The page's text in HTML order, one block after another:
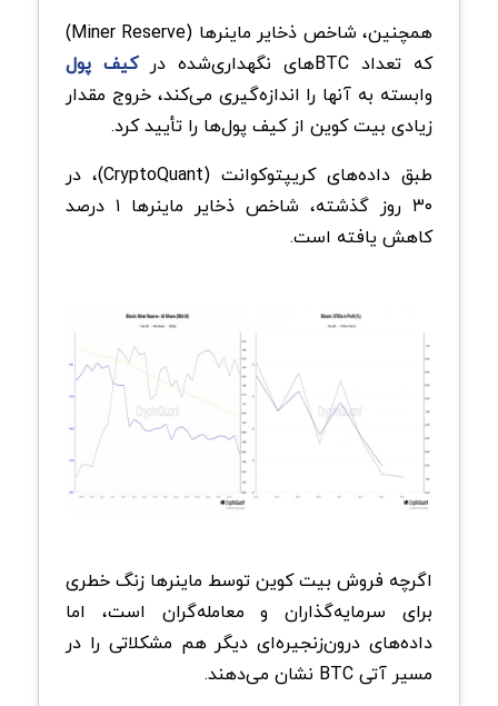
همچنین، شاخص ذخایر ماینرها (Miner Reserve)
که تعداد BTCهای نگهداری‌شده در
کیف پول
وابسته به آنها را اندازه‌گیری می‌کند، خروج مقدار
زیادی بیت کوین از کیف پول‌ها را تأیید کرد.
طبق داده‌های کریپتوکوانت (CryptoQuant)، در
۳۰ روز گذشته، شاخص ذخایر ماینرها ۱ درصد
کاهش یافته است.
اگرچه فروش بیت کوین توسط ماینرها زنگ خطری
برای سرمایه‌گذاران و معامله‌گران است، اما
داده‌های درون‌زنجیره‌ای دیگر هم مشکلاتی را در
مسیر آتی BTC نشان می‌‌دهند.